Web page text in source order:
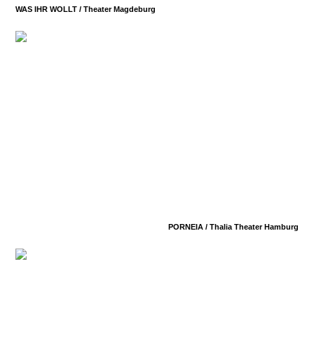
WAS IHR WOLLT /Theater Magdeburg
PORNEIA / Thalia Theater Hamburg